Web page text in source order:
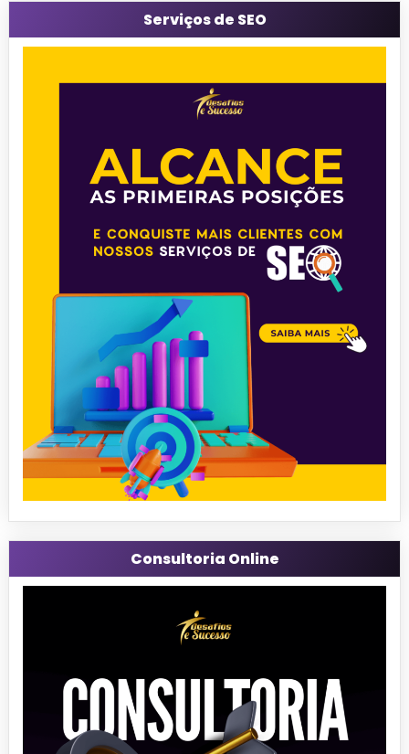
Serviços de SEO
Consultoria Online